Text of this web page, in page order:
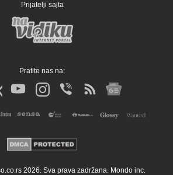
Prijatelji sajta
Pratite nas na:
2026. Sva prava zadržana. Mondo inc.